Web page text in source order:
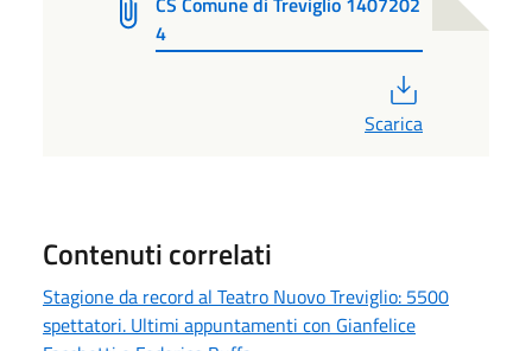
4
Scarica
Contenuti correlati
Stagione da record al Teatro Nuovo Treviglio: 5500
spettatori. Ultimi appuntamenti con Gianfelice